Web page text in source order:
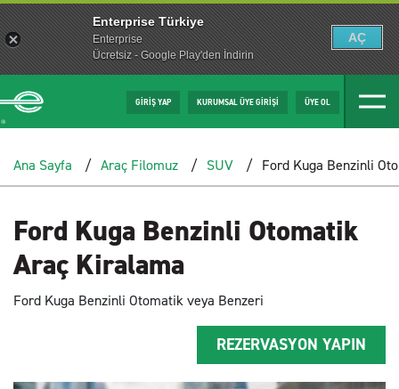
GİRİŞ YAP KURUMSAL ÜYE GİRİŞİ ÜYE OL
Ana Sayfa Araç Filomuz SUV Ford Kuga Benzinli
Ford Kuga Benzinli Otomatik
Araç Kiralama
Ford Kuga Benzinli Otomatik veya Benzeri
REZERVASYON YAPIN
Enterprise Türkiye
Enterprise
Ücretsiz - Google Play'den İndirin
AÇ